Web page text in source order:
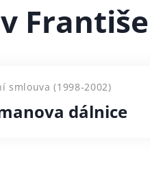
smlouva (1998-2002)
dálnice